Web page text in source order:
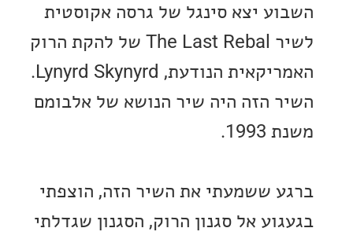
יצא סינגל של גרסה אקוסטית
לשיר The Last Rebal של להקת הרוק
האמריקאית הנודעת, Lynyrd Skynyrd.
הזה היה שיר הנושא של אלבומם
ששמעתי את השיר הזה, הוצפתי
אל סגנון הרוק, הסגנון שגדלתי